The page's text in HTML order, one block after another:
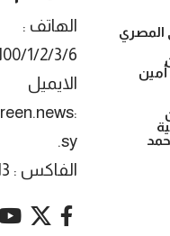
المصري
أمين
الهاتف :
1/2/3/6 -011
الايميل
.sy
الفاكس : 8817613